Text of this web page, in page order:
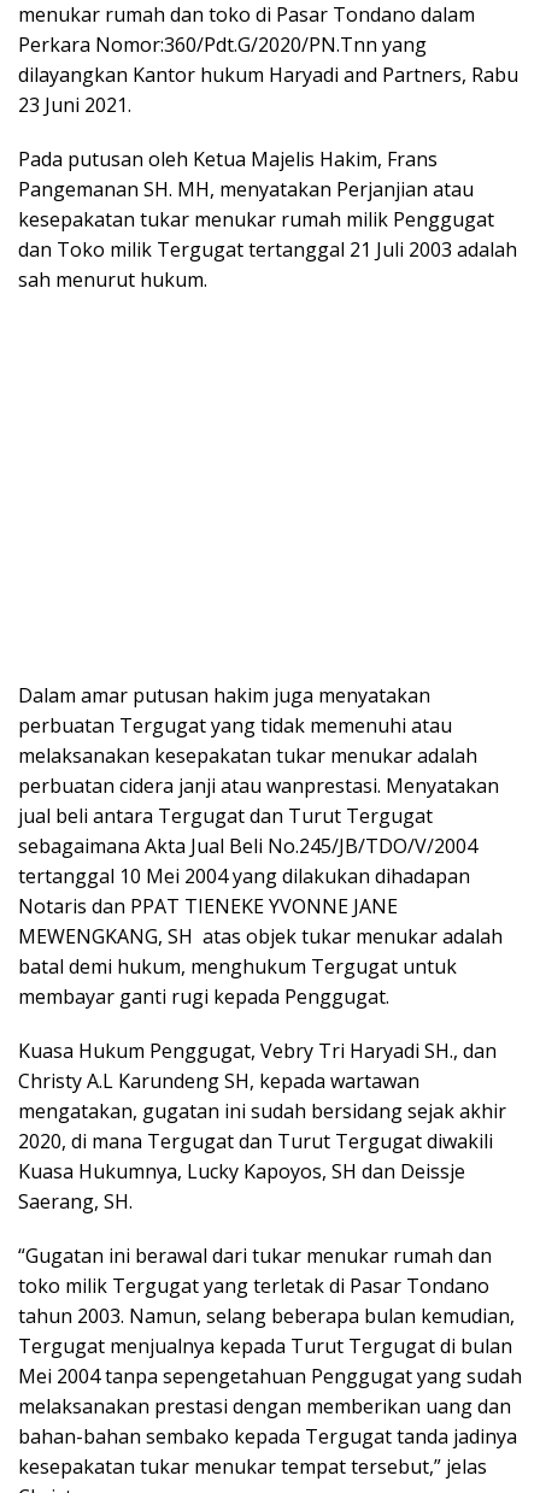
menukar rumah dan toko di Pasar Tondano dalam
Perkara Nomor:360/Pdt.G/2020/PN.Tnn yang
dilayangkan Kantor hukum Haryadi and Partners, Rabu
23 Juni 2021.
Pada putusan oleh Ketua Majelis Hakim, Frans
Pangemanan SH. MH, menyatakan Perjanjian atau
kesepakatan tukar menukar rumah milik Penggugat
dan Toko milik Tergugat tertanggal 21 Juli 2003 adalah
sah menurut hukum.
Dalam amar putusan hakim juga menyatakan
perbuatan Tergugat yang tidak memenuhi atau
melaksanakan kesepakatan tukar menukar adalah
perbuatan cidera janji atau wanprestasi. Menyatakan
jual beli antara Tergugat dan Turut Tergugat
sebagaimana Akta Jual Beli No.245/JB/TDO/V/2004
tertanggal 10 Mei 2004 yang dilakukan dihadapan
Notaris dan PPAT TIENEKE YVONNE JANE
MEWENGKANG, SH atas objek tukar menukar adalah
batal demi hukum, menghukum Tergugat untuk
membayar ganti rugi kepada Penggugat.
Kuasa Hukum Penggugat, Vebry Tri Haryadi SH., dan
Christy A.L Karundeng SH, kepada wartawan
mengatakan, gugatan ini sudah bersidang sejak akhir
2020, di mana Tergugat dan Turut Tergugat diwakili
Kuasa Hukumnya, Lucky Kapoyos, SH dan Deissje
Saerang, SH.
“Gugatan ini berawal dari tukar menukar rumah dan
toko milik Tergugat yang terletak di Pasar Tondano
tahun 2003. Namun, selang beberapa bulan kemudian,
Tergugat menjualnya kepada Turut Tergugat di bulan
Mei 2004 tanpa sepengetahuan Penggugat yang sudah
melaksanakan prestasi dengan memberikan uang dan
bahan-bahan sembako kepada Tergugat tanda jadinya
kesepakatan tukar menukar tempat tersebut,” jelas